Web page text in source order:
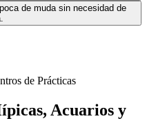
de muda sin necesidad de
de Prácticas
Acuarios y